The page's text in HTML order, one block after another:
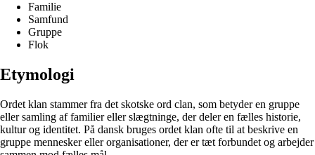
Familie
Samfund
Gruppe
Flok
Etymologi
Ordet klan stammer fra det skotske ord clan, som betyder en gruppe
eller samling af familier eller slægtninge, der deler en fælles historie,
kultur og identitet. På dansk bruges ordet klan ofte til at beskrive en
gruppe mennesker eller organisationer, der er tæt forbundet og arbejder